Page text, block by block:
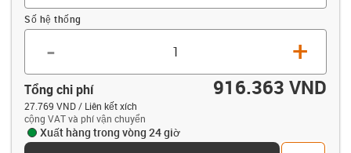
Số hệ thống
- +
Tổng chi phí 916.363 VND
27.769 VND / Liên kết xích
cộng VAT và phí vận chuyển
Xuất hàng trong vòng 24 giờ